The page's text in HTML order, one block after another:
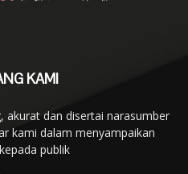
KAMI
akurat dan disertai narasumber
kami dalam menyampaikan
publik